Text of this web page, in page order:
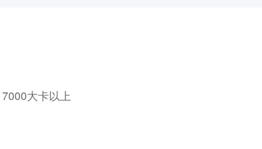
7000大卡以上